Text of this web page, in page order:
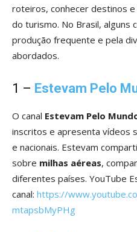
roteiros, conhecer destinos
do turismo. No Brasil, alguns
produção frequente e pela
abordados.
1 – Estevam Pelo
O canal Estevam Pelo
inscritos e apresenta vídeos
e nacionais. Estevam
sobre milhas aéreas,
diferentes países. YouTube
canal: https://
mtapsbMyPHg